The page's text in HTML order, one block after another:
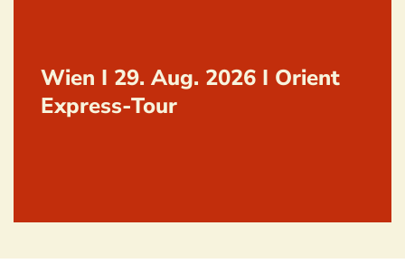
Wien I 29. Aug. 2026 I Orient
Express-Tour